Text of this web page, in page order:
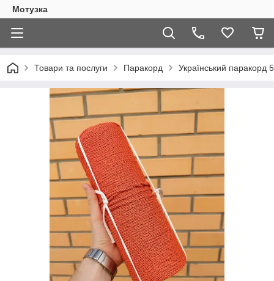
Мотузка
Товари та послуги Паракорд Український